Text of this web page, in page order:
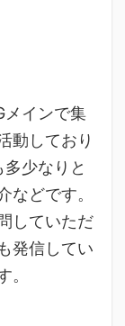
メインで集
動しており
少なりと
などです。
していただ
発信してい
。